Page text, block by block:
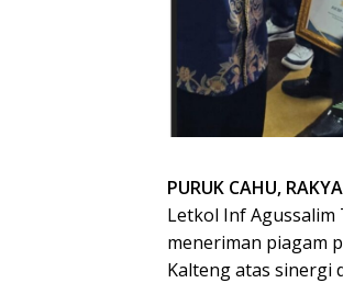
PURUK CAHU,
Letkol Inf Agussalim
meneriman piagam
Kalteng atas sinergi